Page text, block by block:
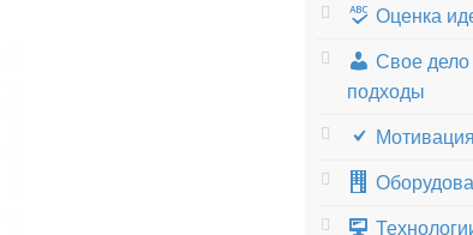
Оценка
Свое
подходы